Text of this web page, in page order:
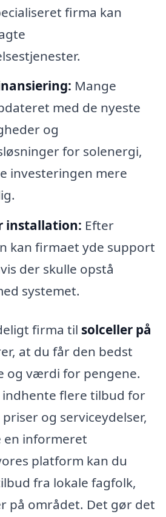
firma kan
Mange
med de nyeste
og
for solenergi,
investeringen mere
installation: Efter
kan firmaet yde support
der skulle opstå
systemet.
firma til solceller på
at du får den bedst
og værdi for pengene.
flere tilbud for
og serviceydelser,
informeret
platform kan du
fra lokale fagfolk,
på området. Det gør det